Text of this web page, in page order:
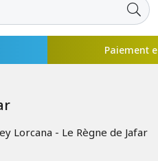
avec
Lorcana - Le Règne de Jafar